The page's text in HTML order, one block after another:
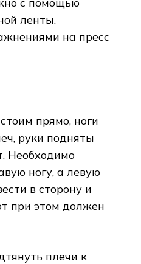
ленты.
на пресс
прямо, ноги
руки подняты
Необходимо
ногу, а левую
в сторону и
при этом должен
плечи к